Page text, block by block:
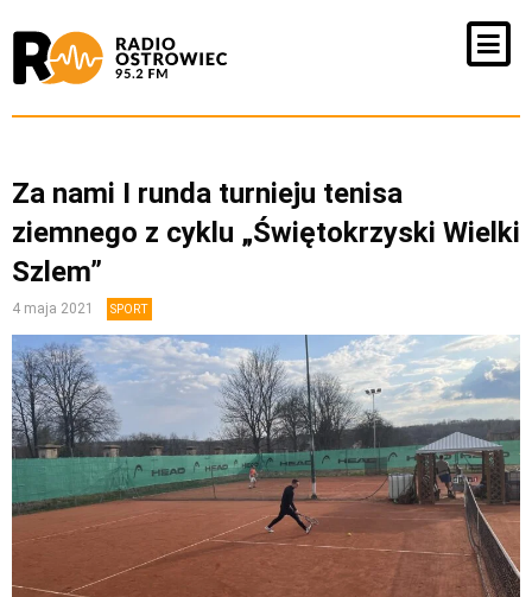
Za nami I runda turnieju tenisa
ziemnego z cyklu „Świętokrzyski Wielki
Szlem”
4 maja 2021 SPORT